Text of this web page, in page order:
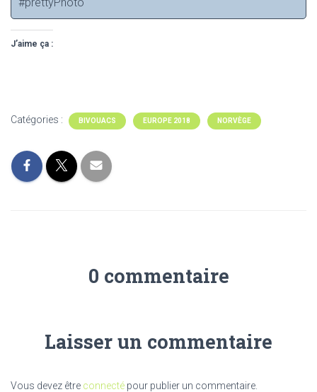
J’aime ça :
Catégories : BIVOUACS EUROPE 2018 NORVÈGE
0 commentaire
Laisser un commentaire
Vous devez être connecté pour publier un commentaire.